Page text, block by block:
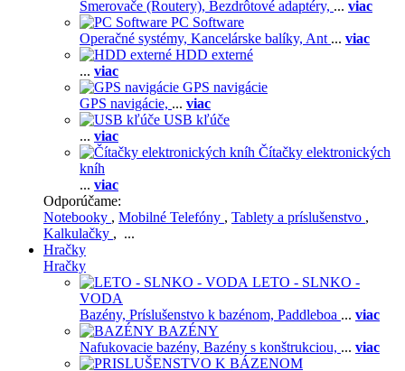
Smerovače (Routery), Bezdrôtové adaptéry, ... viac
PC Software
Operačné systémy, Kancelárske balíky, Ant ... viac
HDD externé
... viac
GPS navigácie
GPS navigácie, ... viac
USB kľúče
... viac
Čítačky elektronických
kníh
... viac
Odporúčame:
Notebooky , Mobilné Telefóny , Tablety a príslušenstvo ,
Kalkulačky , ...
Hračky
Hračky
LETO - SLNKO -
VODA
Bazény, Príslušenstvo k bazénom, Paddleboa ... viac
BAZÉNY
Nafukovacie bazény, Bazény s konštrukciou, ... viac